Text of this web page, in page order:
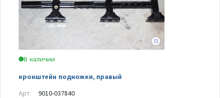
В наличии
кронштейн подножки, правый
Арт. 9010-037840